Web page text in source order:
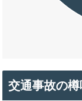
交通事故の